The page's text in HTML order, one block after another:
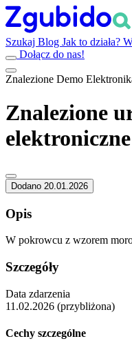
Szukaj Blog Jak to działa?
Dołącz do nas!
Znalezione Demo
Znalezione
elektroniczne
Dodano 20.01.2026
Opis
W pokrowcu z wzorem
Szczegóły
Data zdarzenia
11.02.2026 (przybliżona)
Cechy szczególne